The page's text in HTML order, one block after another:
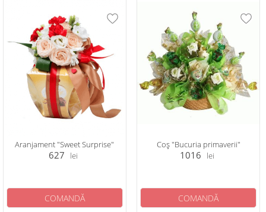
Aranjament "Sweet Surprise"
627 lei
COMANDĂ
Coș "Bucuria primaverii"
1016 lei
COMANDĂ